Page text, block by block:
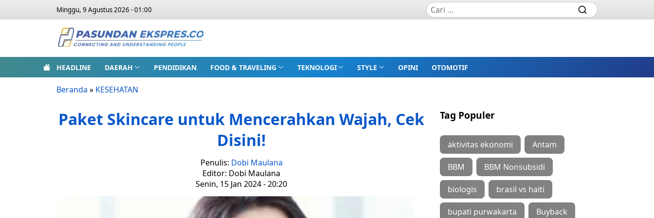
Minggu, 9 Agustus 2026 - 01:00
HEADLINE DAERAH PENDIDIKAN FOOD & TRAVELING TEKNOLOGI STYLE OPINI OTOMOTIF
Beranda » KESEHATAN
Paket Skincare untuk Mencerahkan Wajah, Cek
Disini!
Penulis: Dobi Maulana
Editor: Dobi Maulana
Senin, 15 Jan 2024 - 20:20
Tag Populer
aktivitas ekonomi Antam
BBM BBM Nonsubsidi
biologis brasil vs haiti
bupati purwakarta Buyback